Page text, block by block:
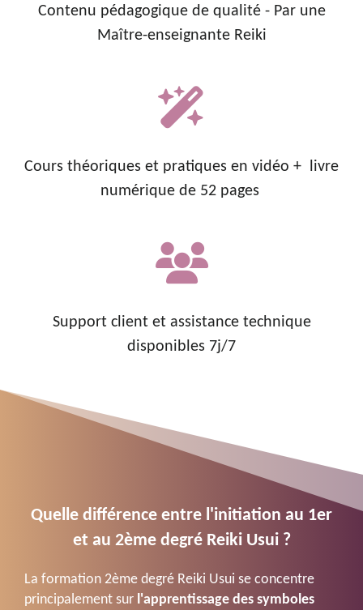
Contenu pédagogique de qualité - Par une
Maître-enseignante Reiki
Cours théoriques et pratiques en vidéo +
livre
numérique de 52 pages
Support client et assistance technique
disponibles 7j/7
Quelle différence entre l'initiation au 1er
et au 2ème degré Reiki Usui ?
La formation 2ème degré Reiki Usui se concentre
principalement sur l'apprentissage des symboles